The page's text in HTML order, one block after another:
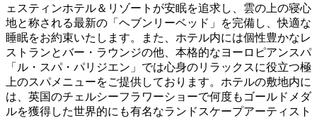
ェスティンホテル＆リゾートが安眠を追求し、雲の上の寝心
地と称される最新の「ヘブンリーベッド」を完備し、快適な
睡眠をお約束いたします。また、ホテル内には個性豊かなレ
ストランとバー・ラウンジの他、本格的なヨーロピアンスパ
「ル・スパ・パリジエン」では心身のリラックスに役立つ極
上のスパメニューをご提供しております。ホテルの敷地内に
は、英国のチェルシーフラワーショーで何度もゴールドメダ
ルを獲得した世界的にも有名なランドスケープアーティスト